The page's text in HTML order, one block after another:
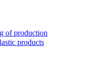
of production
products